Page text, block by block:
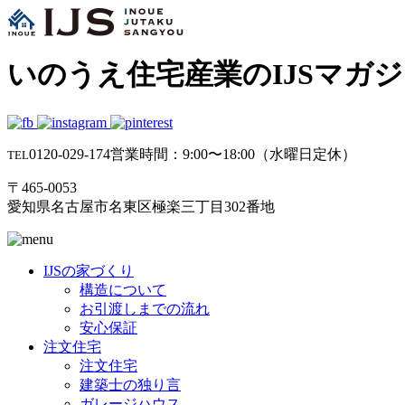
いのうえ住宅産業のIJSマガ
TEL0120-029-174営業時間：9:00〜18:00（水曜日定休）
〒465-0053
愛知県名古屋市名東区極楽三丁目302番地
IJSの家づくり
構造について
お引渡しまでの流れ
安心保証
注文住宅
注文住宅
建築士の独り言